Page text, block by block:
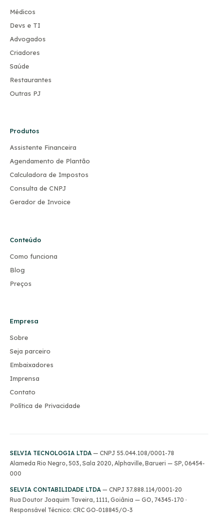
Médicos
Devs e TI
Advogados
Criadores
Saúde
Restaurantes
Outras PJ
Produtos
Assistente Financeira
Agendamento de Plantão
Calculadora de Impostos
Consulta de CNPJ
Gerador de Invoice
Conteúdo
Como funciona
Blog
Preços
Empresa
Sobre
Seja parceiro
Embaixadores
Imprensa
Contato
Política de Privacidade
SELVIA TECNOLOGIA LTDA — CNPJ 55.044.108/0001-78
Alameda Rio Negro, 503, Sala 2020, Alphaville, Barueri — SP, 06454-
000
SELVIA CONTABILIDADE LTDA — CNPJ 37.888.114/0001-20
Rua Doutor Joaquim Taveira, 1111, Goiânia — GO, 74345-170 ·
Responsável Técnico: CRC GO-018845/O-3